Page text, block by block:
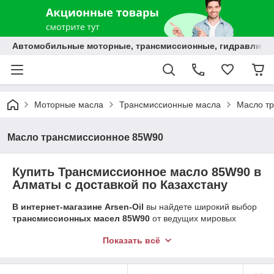
Автомобильные моторные, трансмиссионные,
Моторные масла Трансмиссионные масла Масло
Масло трансмиссионное 85W90
Купить Трансмиссионное масло 85W90 в
Алматы с доставкой по Казахстану
В интернет-магазине Arsen-Oil вы найдете широкий выбор
трансмиссионных масел 85W90 от ведущих мировых
, соответствующую высочайшим стандартам
Показать всё